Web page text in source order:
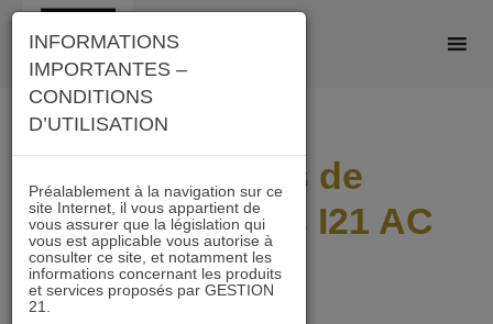
Skip
content
Scénarios de
performances I21 AC
2411
INFORMATIONS
IMPORTANTES –
CONDITIONS
D’UTILISATION
Préalablement à la navigation sur ce
site Internet, il vous appartient de
vous assurer que la législation qui
vous est applicable vous autorise à
consulter ce site, et notamment les
informations concernant les produits
et services proposés par GESTION
21.